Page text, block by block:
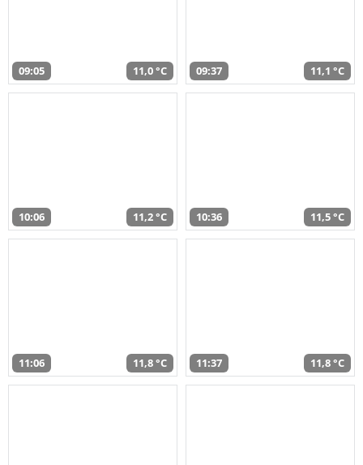
09:05 11,0 °C 09:37 11,1 °C
10:06 11,2 °C 10:36 11,5 °C
11:06 11,8 °C 11:37 11,8 °C